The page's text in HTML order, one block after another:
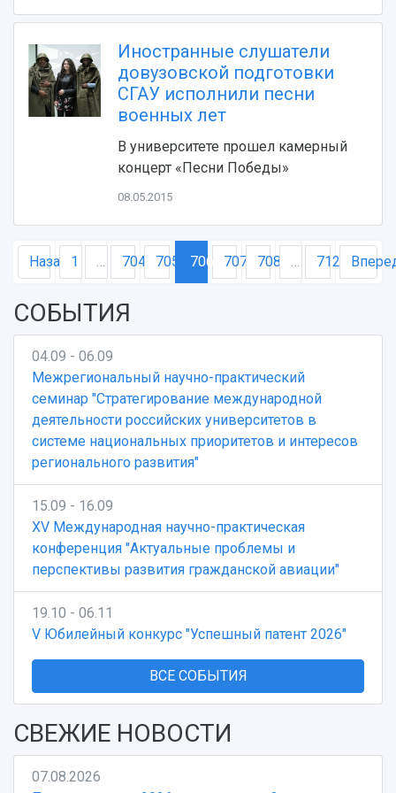
Кампус
3D-тур по университету
Музеи
Учебный аэродром
Центр истории авиационных двигателей
Ботанический сад
Умный дом бабочек
Официальные документы
Противодействие COVID-19
Научные конференции
Публикации и издания
Отчеты о проведенных конференциях
Иностранные слушатели
довузовской подготовки
СГАУ исполнили песни
военных лет
В университете прошел камерный
концерт «Песни Победы»
08.05.2015
Назад 1 … 704 705 706 707 708 … 712
СОБЫТИЯ
04.09 - 06.09
Межрегиональный научно-практический
семинар "Стратегирование международной
деятельности российских университетов в
системе национальных приоритетов и интересов
регионального развития"
15.09 - 16.09
XV Международная научно-практическая
конференция "Актуальные проблемы и
перспективы развития гражданской авиации"
19.10 - 06.11
V Юбилейный конкурс "Успешный патент 2026"
ВСЕ СОБЫТИЯ
СВЕЖИЕ НОВОСТИ
07.08.2026